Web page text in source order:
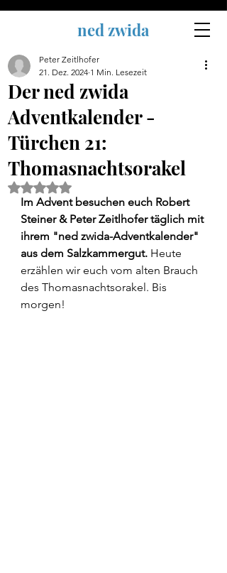
ned zwida
Der ned zwida
Adventkalender -
Türchen 21:
Thomasnachtsorakel
Peter Zeitlhofer
21. Dez. 2024 1 Min. Lesezeit
Mit NaN von 5 Sternen bewertet.
Im Advent besuchen euch Robert
Steiner & Peter Zeitlhofer täglich mit
ihrem "ned zwida-Adventkalender"
aus dem Salzkammergut. Heute
erzählen wir euch vom alten Brauch
des Thomasnachtsorakel. Bis
morgen!